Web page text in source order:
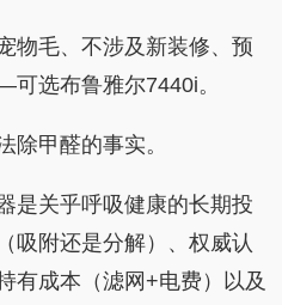
物毛、不涉及新装修、预
选布鲁雅尔7440i。
除甲醛的事实。
是关乎呼吸健康的长期投
吸附还是分解）、权威认
有成本（滤网+电费）以及